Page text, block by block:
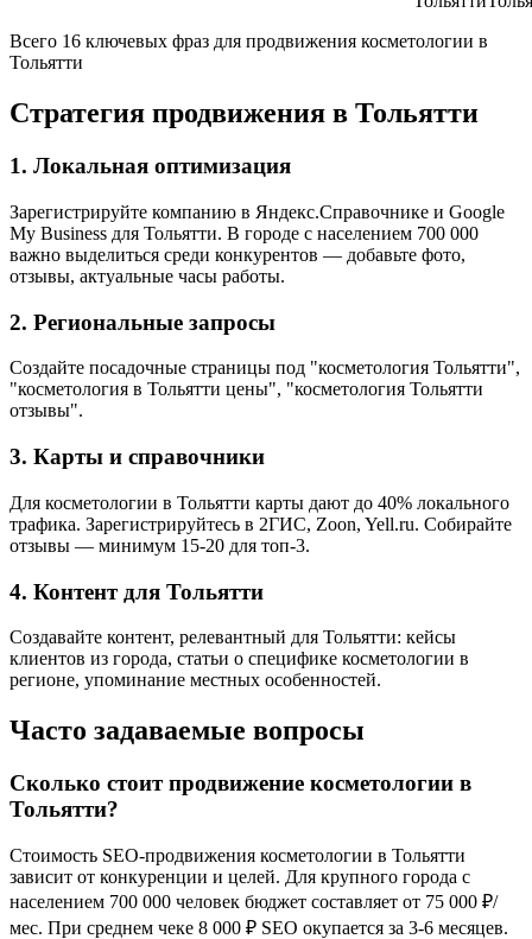
Всего 16 ключевых фраз для продвижения косметологии в
Тольятти
Стратегия продвижения в Тольятти
1. Локальная оптимизация
Зарегистрируйте компанию в Яндекс.Справочнике и Google
My Business для Тольятти. В городе с населением 700 000
важно выделиться среди конкурентов — добавьте фото,
отзывы, актуальные часы работы.
2. Региональные запросы
Создайте посадочные страницы под "косметология Тольятти",
"косметология в Тольятти цены", "косметология Тольятти
отзывы".
3. Карты и справочники
Для косметологии в Тольятти карты дают до 40% локального
трафика. Зарегистрируйтесь в 2ГИС, Zoon, Yell.ru. Собирайте
отзывы — минимум 15-20 для топ-3.
4. Контент для Тольятти
Создавайте контент, релевантный для Тольятти: кейсы
клиентов из города, статьи о специфике косметологии в
регионе, упоминание местных особенностей.
Часто задаваемые вопросы
Сколько стоит продвижение косметологии в
Тольятти?
Стоимость SEO-продвижения косметологии в Тольятти
зависит от конкуренции и целей. Для крупного города с
населением 700 000 человек бюджет составляет от 75 000 ₽/
мес. При среднем чеке 8 000 ₽ SEO окупается за 3-6 месяцев.